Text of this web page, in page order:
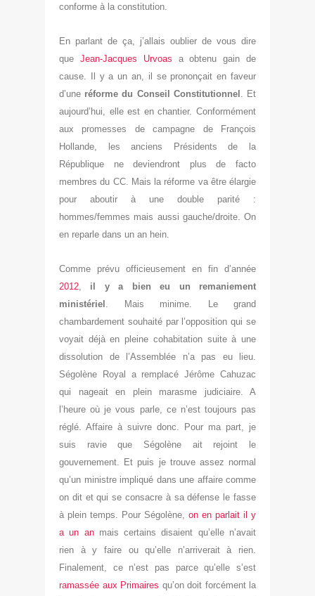
conforme à la constitution.
En parlant de ça, j’allais oublier de vous dire
que Jean-Jacques Urvoas a obtenu gain de
cause. Il y a un an, il se prononçait en faveur
d’une réforme du Conseil Constitutionnel
. Et
aujourd’hui, elle est en chantier. Conformément
aux promesses de campagne de François
Hollande, les anciens Présidents de la
République ne deviendront plus de facto
membres du CC. Mais la réforme va être élargie
pour aboutir à une double parité :
hommes/femmes mais aussi gauche/droite. On
en reparle dans un an hein.
Comme prévu officieusement en fin d’année
2012
il y a bien eu un remaniement
ministériel
. Mais minime. Le grand
chambardement souhaité par l’opposition qui se
voyait déjà en pleine cohabitation suite à une
dissolution de l’Assemblée n’a pas eu lieu.
Ségolène Royal a remplacé Jérôme Cahuzac
qui nageait en plein marasme judiciaire. A
l’heure où je vous parle, ce n’est toujours pas
réglé. Affaire à suivre donc. Pour ma part, je
suis ravie que Ségolène ait rejoint le
gouvernement. Et puis je trouve assez normal
qu’un ministre impliqué dans une affaire comme
on dit et qui se consacre à sa défense le fasse
à plein temps. Pour Ségolène, on en parlait il y
a un anmais certains disaient qu’elle n’avait
rien à y faire ou qu’elle n’arriverait à rien.
Finalement, ce n’est pas parce qu’elle s’est
ramassée aux Primaires qu’on doit forcément la